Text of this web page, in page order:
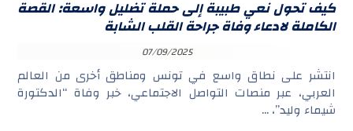
كيف تحول نعي طبيبة إلى حملة تضليل واسعة: القصة
الكاملة لادعاء وفاة جراحة القلب الشابة
07/09/2025
انتشر على نطاق واسع في تونس ومناطق أخرى من العالم
العربي، عبر منصات التواصل الاجتماعي، خبر وفاة “الدكتورة
شيماء وليد”، ...